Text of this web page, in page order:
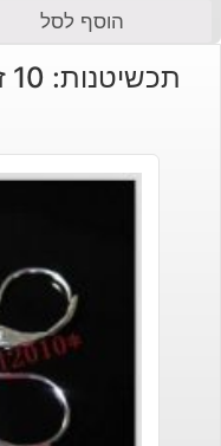
הוסף לסל
תכשיטנות: 10 זוגות עגילים מוכסף רחב